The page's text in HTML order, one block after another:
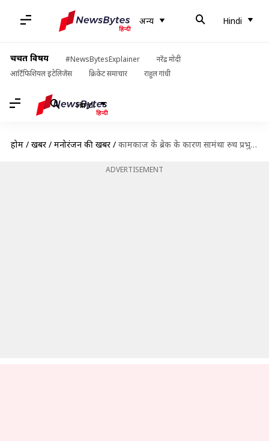
अन्य Hindi
चर्चित विषय #NewsBytesExplainer
नरेंद्र मोदी
आर्टिफिशियल इंटेलिजेंस
क्रिकेट समाचार राहुल गांधी
Hindi
होम / खबरें / मनोरंजन की खबरें / कामकाज के ब्रेक के कारण सामंथा रुथ प्रभु को होगा 12 करोड़ रुपये का नुकसान- रिपोर्ट
ADVERTISEMENT